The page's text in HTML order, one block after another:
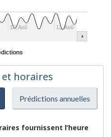
10. Aoû 12. Aoû
et horaires
Prédictions annuelles
fournissent l’heure